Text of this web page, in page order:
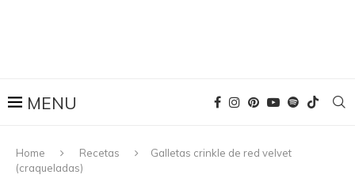
Home Recetas
Galletas crinkle de red velvet
(craqueladas)